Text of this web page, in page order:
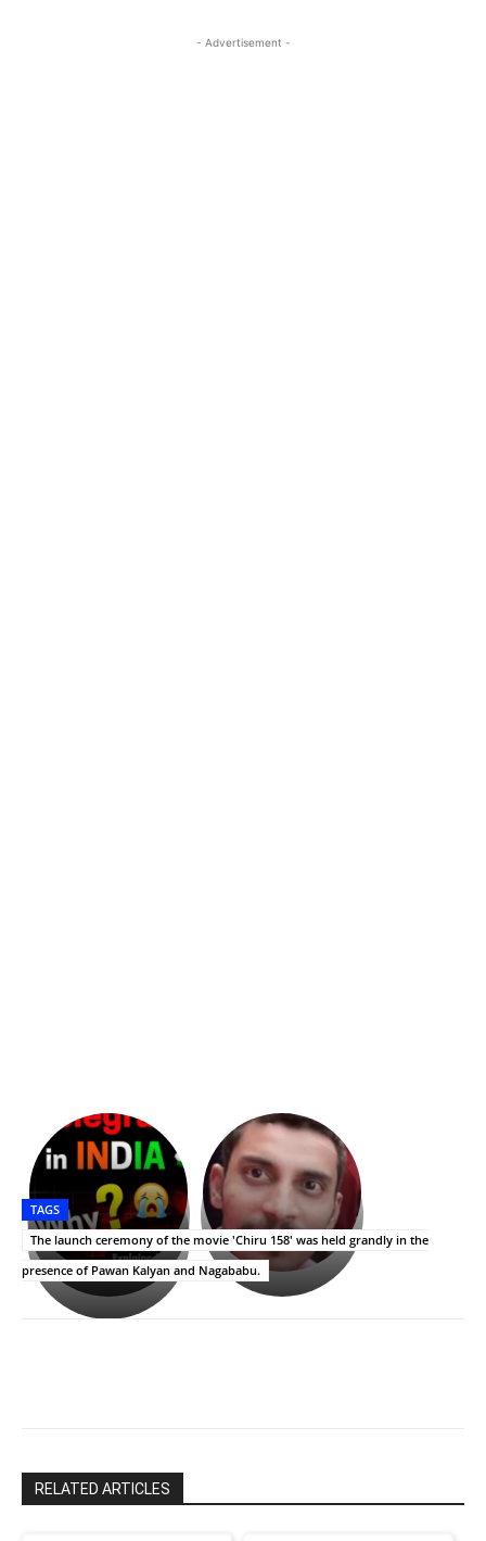
- Advertisement -
భగవంతుని
ప్రసాదం
తీర్థం..తులసీదళం
లేకుండా
అసంపూర్ణం
కేజీఎఫ్
సినిమాతో
పాన్
ఇండియా
స్టార్
హీరోయిన్‏గా
శ్రీనిధి
Upasana:
భర్తపై
రివెంజ్
తీర్చుకున్న
ఉపాసన..
పాపం
రామ్
TAGS
The launch ceremony of the movie 'Chiru 158' was held grandly in the
presence of Pawan Kalyan and Nagababu.
RELATED ARTICLES